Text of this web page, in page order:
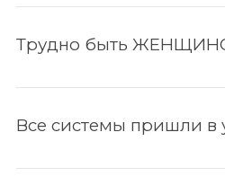
Трудно быть
Все системы пришли в